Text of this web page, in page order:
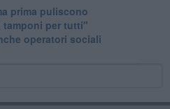
prima puliscono
per tutti"
operatori sociali